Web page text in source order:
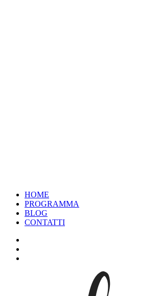
HOME
PROGRAMMA
BLOG
CONTATTI